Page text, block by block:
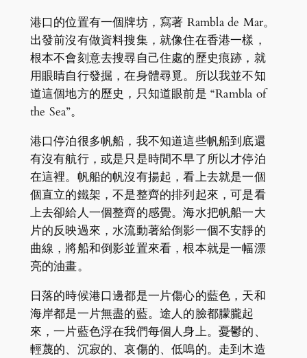
港口的位置有一個牌坊，寫著 Rambla de Mar。
出發前沒有做資料搜集，就像住在香港一樣，
根本不會刻意去搜尋自己住處的歷史痕跡，就
用眼睛自行發掘，在身體尋覓。所以我並不知
道這個地方的歷史，只知道眼前是 “Rambla of
the Sea”。
港口停泊很多帆船，我不知道這些帆船到底還
有沒有航行，或是只是時間不早了所以才停泊
在這裡。帆船的帆沒有揚起，看上去就是一個
個直立的鐵架，不是整齊的排列起來，可是看
上去卻給人一個整齊的感覺。海水把帆船一大
片的反映過來，水流動著給倒影一個不安靜的
曲線，將船和倒影並置來看，根本就是一幅漂
亮的油畫。
日落的時候港口邊都是一片傷心的藍色，天和
海岸都是一片無盡的藍。途人的臉都朦朧起
來，一片藍色浮在我們每個人身上。憂鬱的、
輕蔑的、沉寂的、哀傷的、低嗚的。走到木造